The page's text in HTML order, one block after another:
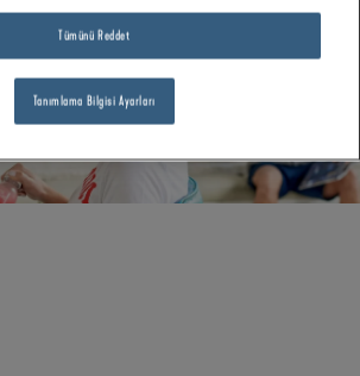
Tümünü Reddet
Tanımlama Bilgisi Ayarları